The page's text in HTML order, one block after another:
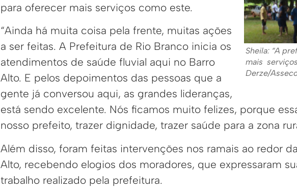
Sheila: “A
mais
Derze/
para oferecer mais serviços como este.
“Ainda há muita coisa pela frente, muitas ações
a ser feitas. A Prefeitura de Rio Branco inicia os
atendimentos de saúde fluvial aqui no Barro
Alto. E pelos depoimentos das pessoas que a
gente já conversou aqui, as grandes lideranças,
está sendo excelente. Nós ficamos muito felizes, porque
nosso prefeito, trazer dignidade, trazer saúde para a zona
Além disso, foram feitas intervenções nos ramais ao redor
Alto, recebendo elogios dos moradores, que expressaram
trabalho realizado pela prefeitura.